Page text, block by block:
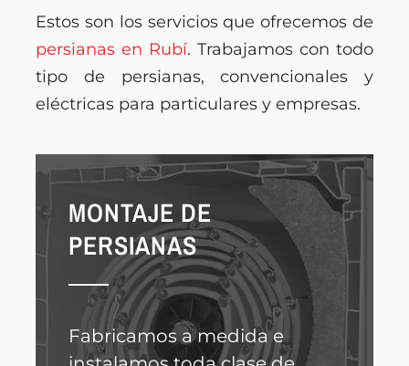
Estos son los servicios que ofrecemos de
persianas en Rubí. Trabajamos con todo
tipo de persianas, convencionales y
eléctricas para particulares y empresas.
MONTAJE DE
PERSIANAS
Fabricamos a medida e